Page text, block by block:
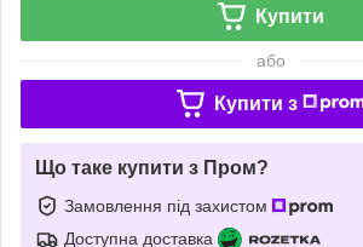
Купити
або
Купити з
Що таке купити з Пром?
Замовлення під захистом
Доступна доставка